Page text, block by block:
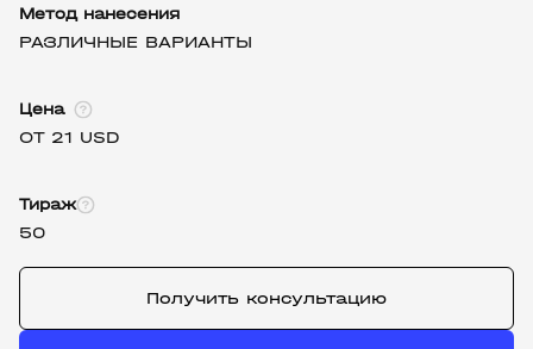
Метод нанесения
РАЗЛИЧНЫЕ ВАРИАНТЫ
Цена
ОТ 21 USD
Тираж
50
Получить консультацию